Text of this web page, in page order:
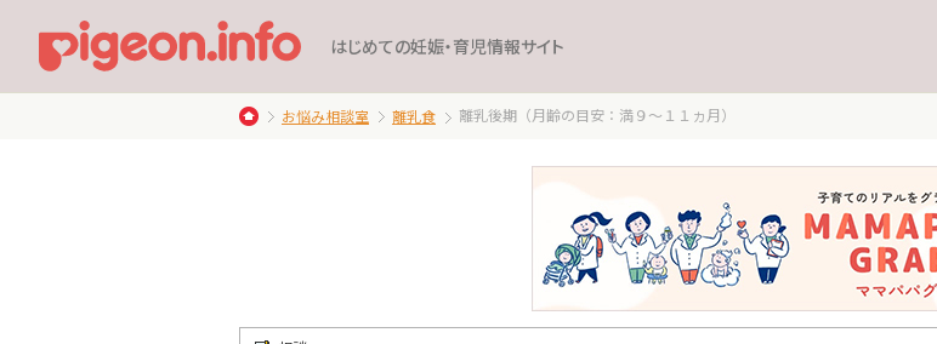
はじめての妊娠・育児情報サイト
お悩み相談室 離乳食 離乳後期（月齢の目安：満９～１１ヵ月）